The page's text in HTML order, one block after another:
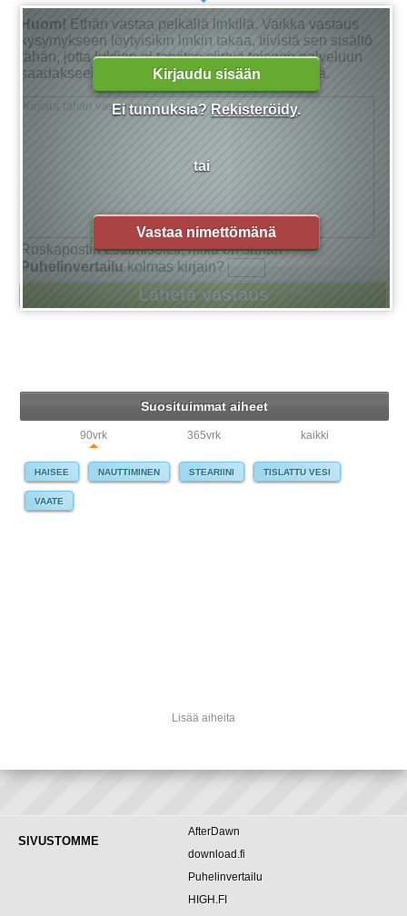
Kirjaudu sisään
Ei tunnuksia? Rekisteröidy.
tai
Vastaa nimettömänä
Huom! Ethän vastaa pelkällä linkillä. Vaikka vastaus
kysymykseen löytyisikin linkin takaa, tiivistä sen sisältö
tähän, jotta lukijan ei tarvitse siirtyä toiseen palveluun
saadakseen tarkan vastauksen kysymykseensä.
Roskapostin estämiseksi, mikä on sanan
Puhelinvertailu kolmas kirjain?
Suosituimmat aiheet
90vrk 365vrk kaikki
HAISEE NAUTTIMINEN STEARIINI TISLATTU VESI
VAATE
Lisää aiheita
SIVUSTOMME
AfterDawn
download.fi
Puhelinvertailu
HIGH.FI